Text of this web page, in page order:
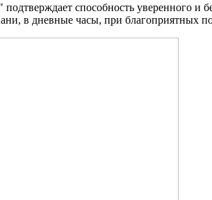
способность уверенного и
в дневные часы, при благоприятных